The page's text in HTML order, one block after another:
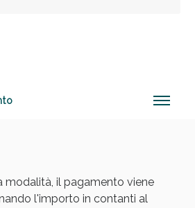
modalità, il pagamento viene
l'importo in contanti al
Sconti fino al 45% oggi!